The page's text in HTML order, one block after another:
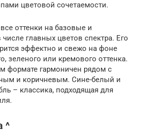
цветовой сочетаемости.
оттенки на базовые и
главных цветов спектра. Его
эффектно и свежо на фоне
зеленого или кремового оттенка.
формате гармоничен рядом с
и коричневым. Сине-белый и
– классика, подходящая для
^